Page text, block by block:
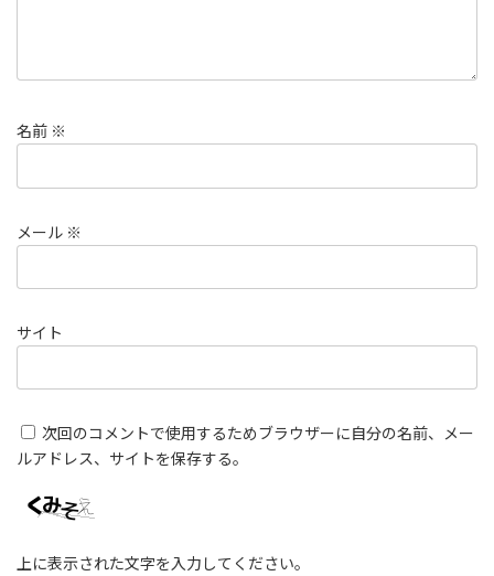
名前 ※
メール ※
サイト
次回のコメントで使用するためブラウザーに自分の名前、メー
ルアドレス、サイトを保存する。
上に表示された文字を入力してください。